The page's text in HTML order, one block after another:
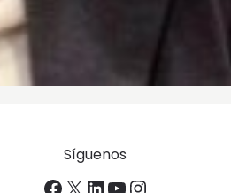
Síguenos
Facebook
X LinkedIn
YouTube
Instagram